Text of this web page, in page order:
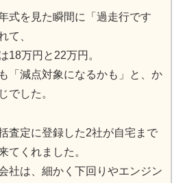
式を見た瞬間に「過走行です
て、
18万円と22万円。
「減点対象になるかも」と、か
でした。
査定に登録した2社が自宅まで
てくれました。
社は、細かく下回りやエンジン